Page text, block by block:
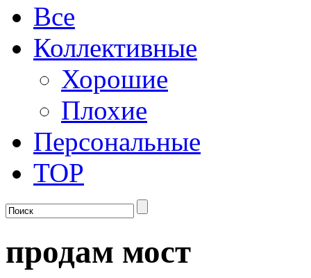
Все
Коллективные
Хорошие
Плохие
Персональные
TOP
продам мост